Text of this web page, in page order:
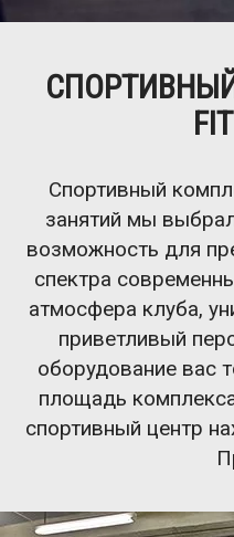
Координатор
Персональный
Неоднократно
чемпионатах
Основное
пилатесу,
боди-арту
занятий мы
возможность для
спектра
атмосфера клуба,
приветливый
оборудование вас
площадь
спортивный центр